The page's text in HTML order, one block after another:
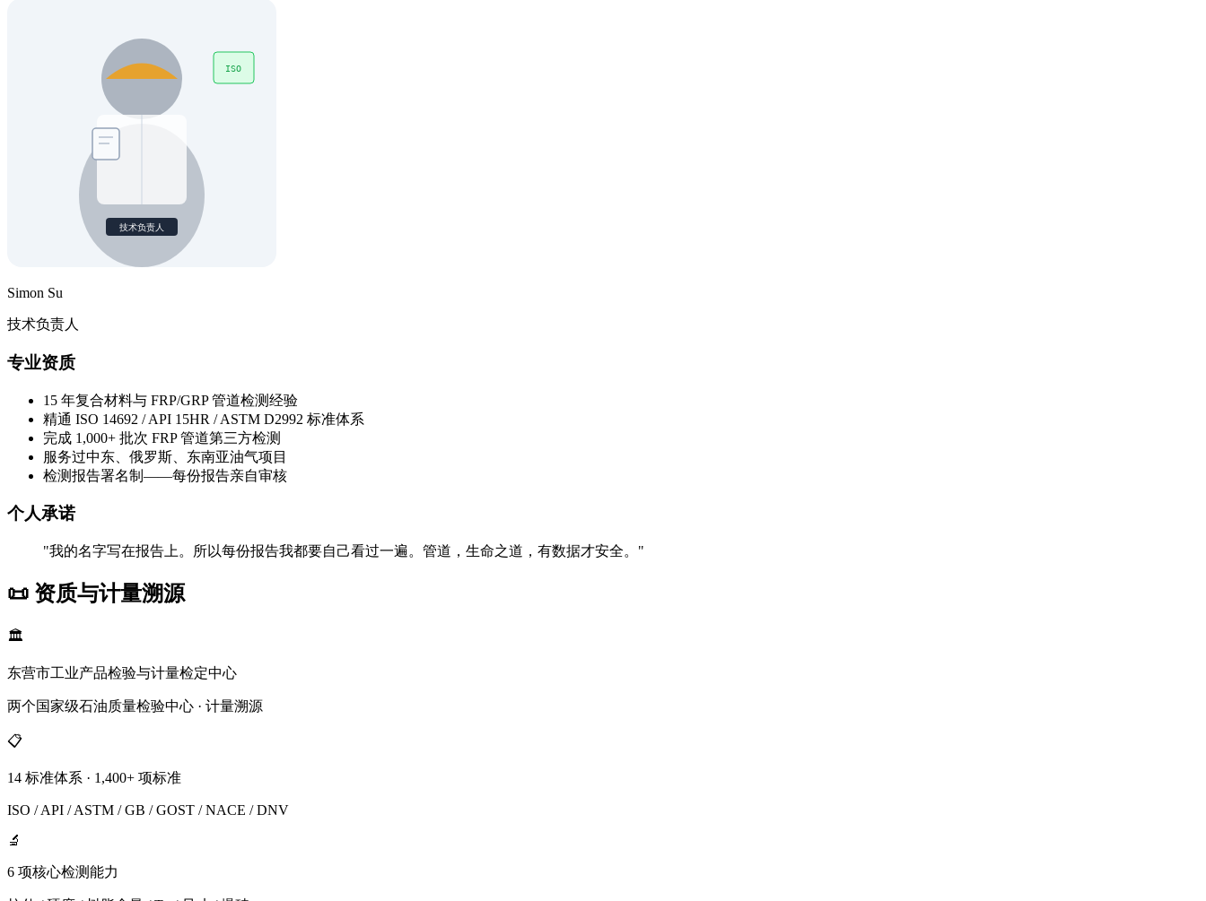
Simon Su
技术负责人
专业资质
15 年复合材料与 FRP/GRP 管道检测经验
精通 ISO 14692 / API 15HR / ASTM D2992 标准体系
完成 1,000+ 批次 FRP 管道第三方检测
服务过中东、俄罗斯、东南亚油气项目
检测报告署名制——每份报告亲自审核
个人承诺
"我的名字写在报告上。所以每份报告我都要自己看过一遍。管道，生命之道，有数据才安全。"
📜 资质与计量溯源
🏛️
东营市工业产品检验与计量检定中心
两个国家级石油质量检验中心 · 计量溯源
📋
14 标准体系 · 1,400+ 项标准
ISO / API / ASTM / GB / GOST / NACE / DNV
🔬
6 项核心检测能力